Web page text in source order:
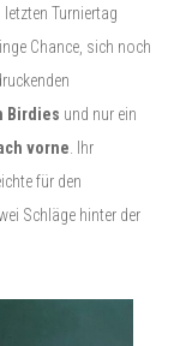
Turniertag
Chance, sich noch
Birdies und nur ein
vorne . Ihr
für den
Schläge hinter der